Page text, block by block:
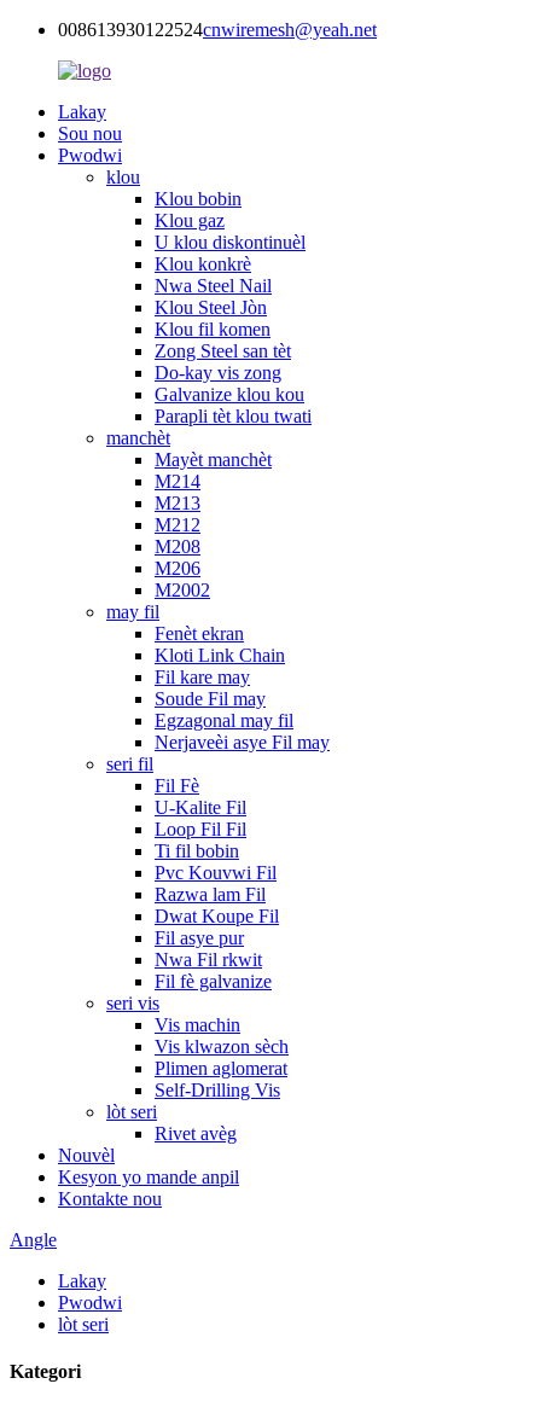
008613930122524cnwiremesh@yeah.net
Lakay
Sou nou
Pwodwi
klou
Klou bobin
Klou gaz
U klou diskontinuèl
Klou konkrè
Nwa Steel Nail
Klou Steel Jòn
Klou fil komen
Zong Steel san tèt
Do-kay vis zong
Galvanize klou kou
Parapli tèt klou twati
manchèt
Mayèt manchèt
M214
M213
M212
M208
M206
M2002
may fil
Fenèt ekran
Kloti Link Chain
Fil kare may
Soude Fil may
Egzagonal may fil
Nerjaveèi asye Fil may
seri fil
Fil Fè
U-Kalite Fil
Loop Fil Fil
Ti fil bobin
Pvc Kouvwi Fil
Razwa lam Fil
Dwat Koupe Fil
Fil asye pur
Nwa Fil rkwit
Fil fè galvanize
seri vis
Vis machin
Vis klwazon sèch
Plimen aglomerat
Self-Drilling Vis
lòt seri
Rivet avèg
Nouvèl
Kesyon yo mande anpil
Kontakte nou
Angle
Lakay
Pwodwi
lòt seri
Kategori